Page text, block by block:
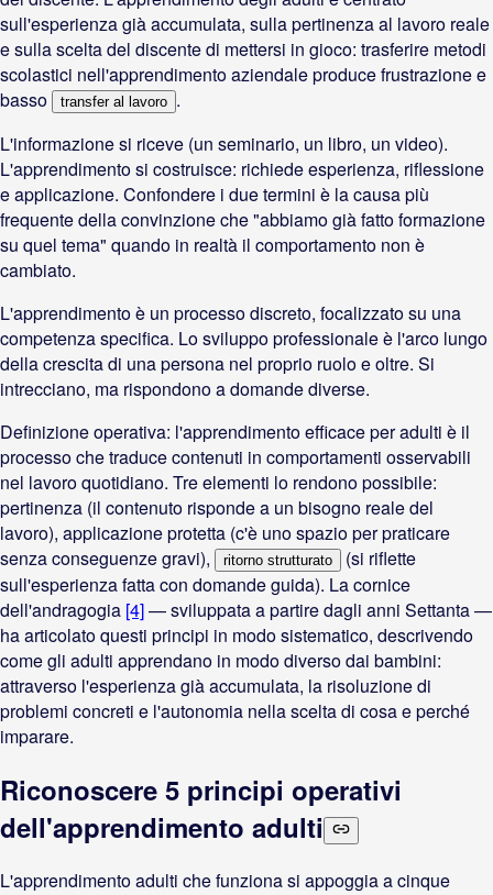
sull'esperienza già accumulata, sulla pertinenza al lavoro reale
e sulla scelta del discente di mettersi in gioco: trasferire metodi
scolastici nell'apprendimento aziendale produce frustrazione e
basso
transfer al lavoro .
L'informazione si riceve (un seminario, un libro, un video).
L'apprendimento si costruisce: richiede esperienza, riflessione
e applicazione. Confondere i due termini è la causa più
frequente della convinzione che "abbiamo già fatto formazione
su quel tema" quando in realtà il comportamento non è
cambiato.
L'apprendimento è un processo discreto, focalizzato su una
competenza specifica. Lo sviluppo professionale è l'arco lungo
della crescita di una persona nel proprio ruolo e oltre. Si
intrecciano, ma rispondono a domande diverse.
Definizione operativa: l'apprendimento efficace per adulti è il
processo che traduce contenuti in comportamenti osservabili
nel lavoro quotidiano. Tre elementi lo rendono possibile:
pertinenza (il contenuto risponde a un bisogno reale del
lavoro), applicazione protetta (c'è uno spazio per praticare
senza conseguenze gravi),
ritorno strutturato
(si riflette
sull'esperienza fatta con domande guida). La cornice
dell'andragogia [4]— sviluppata a partire dagli anni Settanta —
ha articolato questi principi in modo sistematico, descrivendo
come gli adulti apprendano in modo diverso dai bambini:
attraverso l'esperienza già accumulata, la risoluzione di
problemi concreti e l'autonomia nella scelta di cosa e perché
imparare.
Riconoscere 5 principi operativi
dell'apprendimento adulti
L'apprendimento adulti che funziona si appoggia a cinque